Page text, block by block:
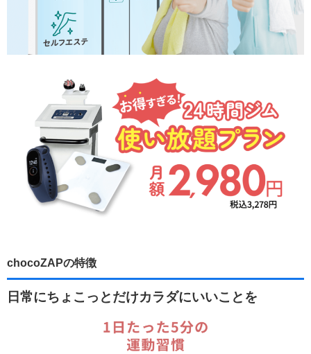
chocoZAPの特徴
日常にちょこっとだけカラダにいいことを